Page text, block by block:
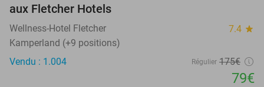
aux Fletcher Hotels
Wellness-Hotel Fletcher 7.4 star
Kamperland (+9 positions)
Vendu : 1.004
Régulier 175€
79€